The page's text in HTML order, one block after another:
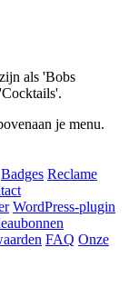
als 'Bobs
je menu.
Badges Reclame
WordPress-plugin
FAQ Onze